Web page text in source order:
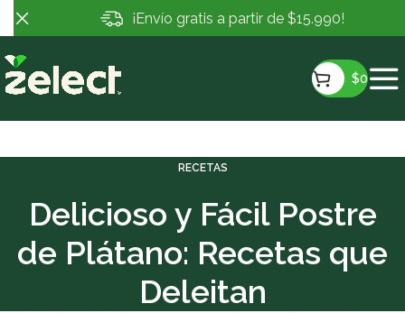
$0
RECETAS
Delicioso y Fácil Postre
de Plátano: Recetas que
Deleitan
¡Envío gratis a partir de $15.990!